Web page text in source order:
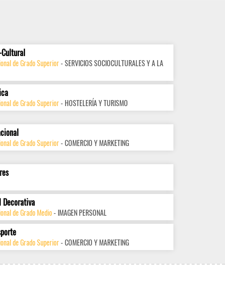
de Grado Superior- SERVICIOS SOCIOCULTURALES Y A LA
de Grado Superior- HOSTELERÍA Y TURISMO
de Grado Superior- COMERCIO Y MARKETING
Decorativa
de Grado Medio- IMAGEN PERSONAL
de Grado Superior- COMERCIO Y MARKETING